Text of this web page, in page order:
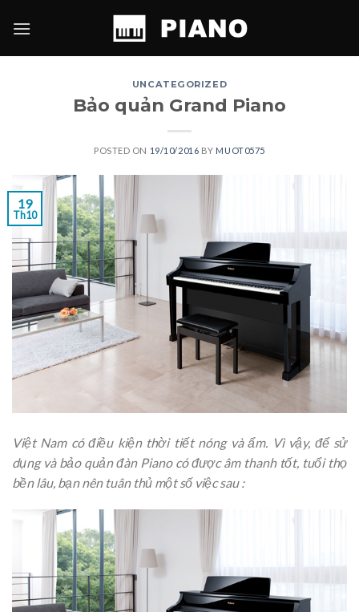
UNCATEGORIZED
Bảo quản Grand Piano
POSTED ON 19/10/2016 BY MUOT0575
19
Th10
Việt Nam có điều kiện thời tiết nóng và ẩm. Vì vậy, để sử
dụng và bảo quản đàn Piano có được âm thanh tốt, tuổi thọ
bền lâu, bạn nên tuân thủ một số việc sau :